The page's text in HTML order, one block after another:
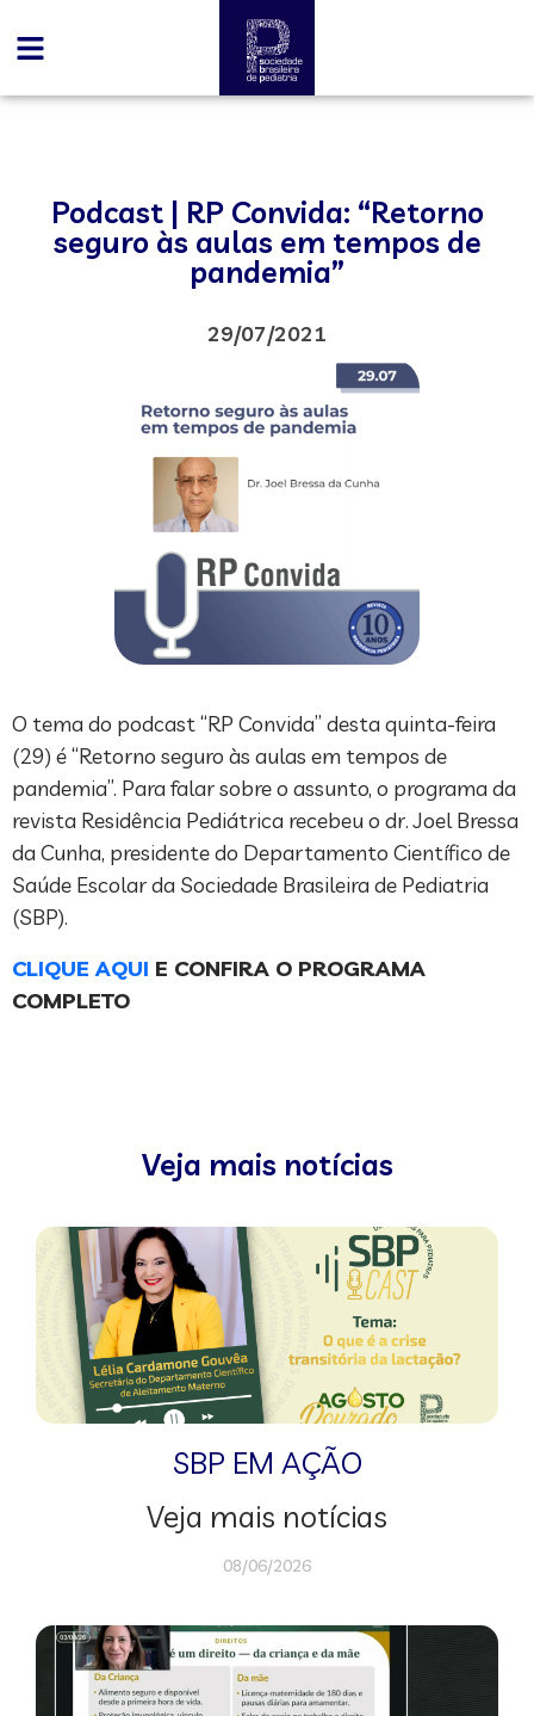
Podcast | RP Convida: “Retorno
seguro às aulas em tempos de
pandemia”
29/07/2021
O tema do podcast “RP Convida” desta quinta-feira
(29) é “Retorno seguro às aulas em tempos de
pandemia”. Para falar sobre o assunto, o programa da
revista Residência Pediátrica recebeu o dr. Joel Bressa
da Cunha, presidente do Departamento Científico de
Saúde Escolar da Sociedade Brasileira de Pediatria
(SBP).
CLIQUE AQUI E CONFIRA O PROGRAMA
COMPLETO
Veja mais notícias
SBP EM AÇÃO
Veja mais notícias
08/06/2026